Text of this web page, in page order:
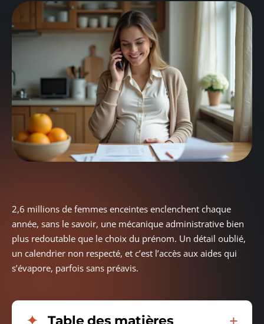
2,6 millions de femmes enceintes enclenchent chaque
année, sans le savoir, une mécanique administrative bien
plus redoutable que le choix du prénom. Un détail oublié,
un calendrier non respecté, et c’est l’accès aux aides qui
s’évapore, parfois sans préavis.